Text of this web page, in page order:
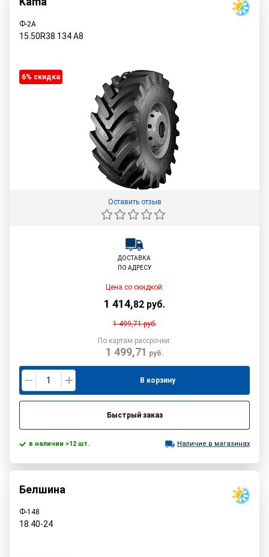
Ф-2А
15.50R38 134A8
6% cкидка
Оставить отзыв
ДОСТАВКА
ПО АДРЕСУ
Цена со скидкой:
1 414,82 руб.
1 499,71руб.
По картам рассрочки:
1 499,71 руб.
В корзину
Быстрый заказ
в наличии >12 шт. Наличие в магазинах
Белшина
Ф-148
18.40-24